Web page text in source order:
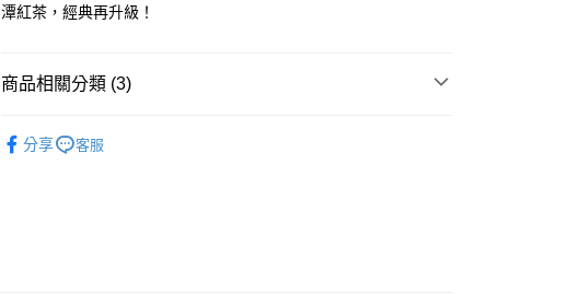
運送方式
每筆NT$120，滿NT$1,500(含以上)免運費
潭紅茶，經典再升級！
商品相關分類 (3)
分享 客服